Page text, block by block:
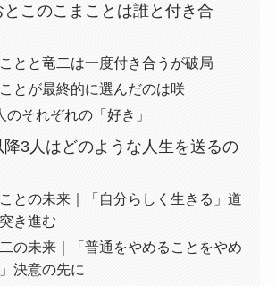
とこのこまことは誰と付き合
とと竜二は一度付き合うが破局
とが最終的に選んだのは咲
のそれぞれの「好き」
降3人はどのような人生を送るの
との未来｜「自分らしく生きる」道
き進む
の未来｜「普通をやめることをやめ
決意の先に